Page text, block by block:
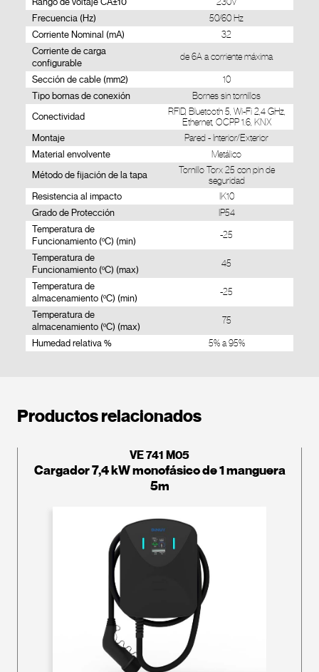
Frecuencia (Hz) 50/60 Hz
Corriente Nominal (mA) 32
Corriente de carga
configurable
de 6A a corriente máxima
Sección de cable (mm2) 10
Tipo bornas de conexión Bornes sin tornillos
Conectividad
RFID, Bluetooth 5, Wi-Fi 2,4 GHz,
Ethernet, OCPP 1.6, KNX
Montaje Pared - Interior/Exterior
Material envolvente Metálico
Método de fijación de la tapa
Tornillo Torx 25 con pin de
seguridad
Resistencia al impacto IK10
Grado de Protección IP54
Temperatura de
Funcionamiento (ºC) (min)
-25
Temperatura de
Funcionamiento (ºC) (max)
45
Temperatura de
almacenamiento (ºC) (min)
-25
Temperatura de
almacenamiento (ºC) (max)
75
Humedad relativa % 5% a 95%
Productos relacionados
VE 741 M05
Cargador 7,4 kW monofásico de 1 manguera
5m